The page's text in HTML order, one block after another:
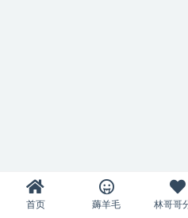
首页 薅羊毛 林哥哥